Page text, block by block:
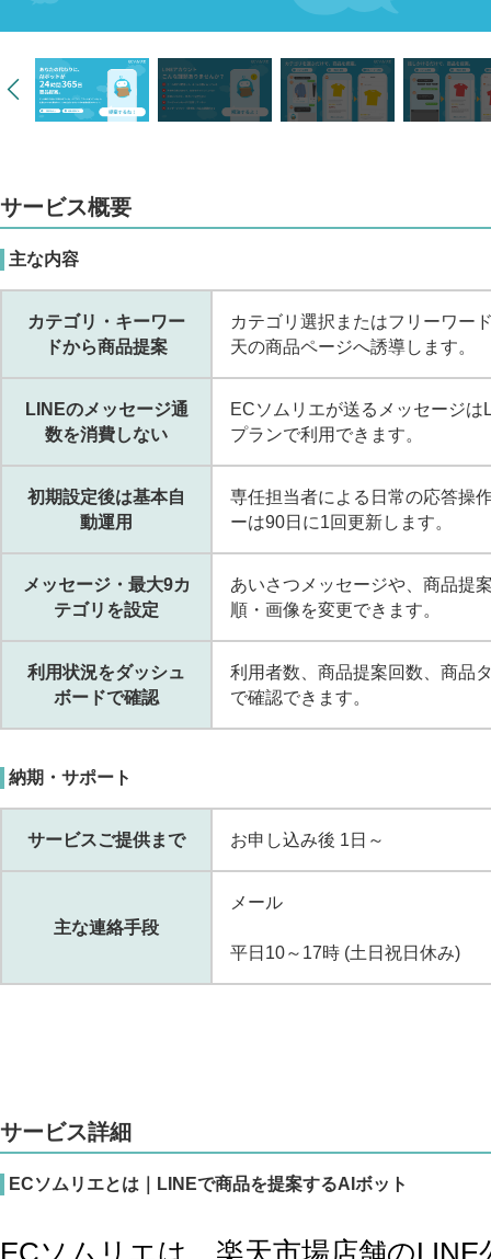
サービス概要
主な内容
カテゴリ・キーワー
ドから商品提案
カテゴリ選択またはフリーワー
天の商品ページへ誘導します。
LINEのメッセージ通
数を消費しない
ECソムリエが送るメッセージ
プランで利用できます。
初期設定後は基本自
動運用
専任担当者による日常の応答操
ーは90日に1回更新します。
メッセージ・最大9カ
テゴリを設定
あいさつメッセージや、商品提
順・画像を変更できます。
利用状況をダッシュ
ボードで確認
利用者数、商品提案回数、商品
で確認できます。
納期・サポート
サービスご提供まで お申し込み後 1日～
主な連絡手段
メール
平日10～17時 (土日祝日休み)
サービス詳細
ECソムリエとは｜LINEで商品を提案するAIボット